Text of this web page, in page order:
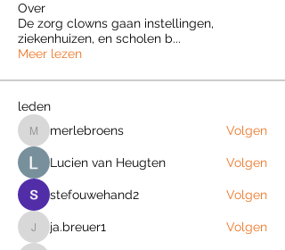
Over
De zorg clowns gaan instellingen,
ziekenhuizen, en scholen b...
Meer lezen
leden
merlebroens
merlebroens Volgen
Lucien van Heugten Volgen
stefouwehand2 Volgen
ja.breuer1
ja.breuer1 Volgen